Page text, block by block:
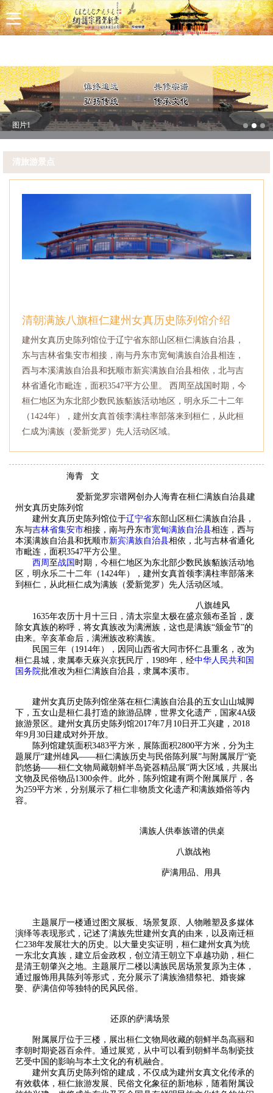
图片1
清旅游景点
清朝满族八旗桓仁建州女真历史陈列馆介绍
建州女真历史陈列馆位于辽宁省东部山区桓仁满族自治县，
东与吉林省集安市相接，南与丹东市宽甸满族自治县相连，
西与本溪满族自治县和抚顺市新宾满族自治县相依，北与吉
林省通化市毗连，面积3547平方公里。 西周至战国时期，今
桓仁地区为东北部少数民族貊族活动地区，明永乐二十二年
（1424年），建州女真首领李满柱率部落来到桓仁，从此桓
仁成为满族（爱新觉罗）先人活动区域。
海青 文
爱新觉罗宗谱网创办人海青在桓仁满族自治县建
州女真历史陈列馆
建州女真历史陈列馆位于辽宁省东部山区桓仁满族自治县，
东与吉林省集安市相接，南与丹东市宽甸满族自治县相连，西与
本溪满族自治县和抚顺市新宾满族自治县相依，北与吉林省通化
市毗连，面积3547平方公里。
西周 至战国 时期，今桓仁地区为东北部少数民族貊族活动地
区，明永乐二十二年（ 1424年），建州女真首领李满柱率部落来
到桓仁，从此桓仁成为满族（爱新觉罗）先人活动 区域。
八旗雄风
1635年农历十月十三日，清太宗皇太极在盛京颁布圣旨，废
除女真族的称呼，将女真族改为满洲族，这也是满族“颁金节”的
由来。辛亥革命后，满洲族改称满族。
民国三年（ 1914年），因同山西省大同市怀仁县重名，改为
桓仁县城 ，隶属奉天庥兴京抚民厅， 1989年，经中华人民共和国
国务院批准改为桓仁满族自治县，隶属本溪市。
建州女真历史陈列馆坐落在桓仁满族自治县的五女山山城脚
下，五女山是桓仁县打造的旅游品牌，世界文化遗产， 国家4A级
旅游景区 。 建州女真历史陈列馆2017年7月10日开工兴建，2018
年9月30日建成对外开放。
陈列馆建筑面积3483平方米，展陈面积2800平方米，分为主
题展厅“建州雄风——桓仁满族历史与民俗陈列展”与附属展厅“瓷
韵悠扬——桓仁文物局藏朝鲜半岛瓷器精品展”两大区域，共展出
文物及民俗物品1300余件。此外，陈列馆建有两个附属展厅，各
为259平方米，分别展示了桓仁非物质文化遗产和满族婚俗等内
容。
满族人供奉族谱的供桌
八旗战袍
萨满用品、用具
主题展厅一楼通过图文展板、场景复原、人物雕塑及多媒体
演绎等表现形式，记述了满族先世建州女真的由来，以及南迁桓
仁238年发展壮大的历史。以大量史实证明，桓仁建州女真为统
一东北女真族，建立后金政权，创立清王朝立下卓越功勋，桓仁
是清王朝肇兴之地。主题展厅二楼以满族民居场景复原为主体，
通过服饰用具陈列等形式，充分展示了满族渔猎祭祀、婚丧嫁
娶、萨满信仰等独特的民风民俗。
还原的萨满场景
附属展厅位于三楼，展出桓仁文物局收藏的朝鲜半岛高丽和
李朝时期瓷器百余件。通过展览，从中可以看到朝鲜半岛制瓷技
艺受中国的影响与本土文化的有机融合。
建州女真历史陈列馆的建成，不仅成为建州女真文化传承的
有效载体，桓仁旅游发展、民俗文化象征的新地标，随着附属设